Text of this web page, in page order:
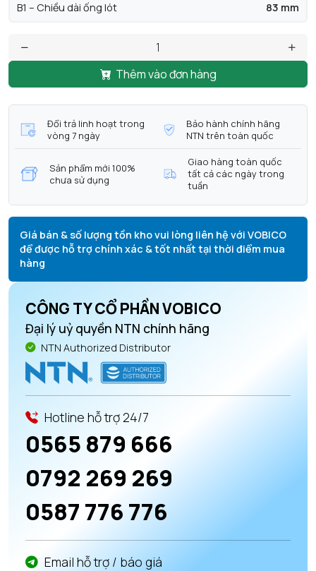
B1 – Chiều dài ống lót 83 mm
Thêm vào đơn hàng
Đổi trả linh hoạt trong
vòng 7 ngày
Bảo hành chính hãng
NTN trên toàn quốc
Sản phẩm mới 100%
chưa sử dụng
Giao hàng toàn quốc
tất cả các ngày trong
tuần
Giá bán & số lượng tồn kho vui lòng liên hệ với VOBICO
để được hỗ trợ chính xác & tốt nhất tại thời điểm mua
hàng
CÔNG TY CỔ PHẦN VOBICO
Đại lý uỷ quyền NTN chính hãng
NTN Authorized Distributor
Hotline hỗ trợ 24/7
0565 879 666
0792 269 269
0587 776 776
Email hỗ trợ / báo giá